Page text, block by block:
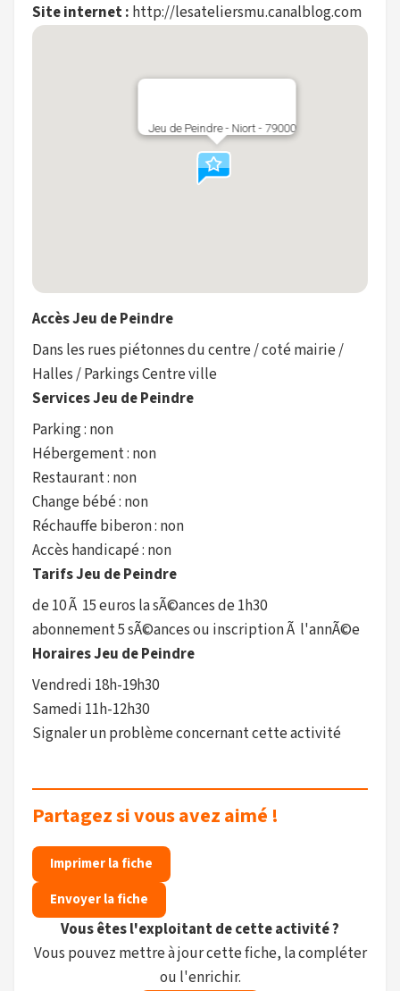
Site internet : http://lesateliersmu.canalblog.com
Jeu de Peindre - Niort - 79000
Accès Jeu de Peindre
Dans les rues piétonnes du centre / coté mairie /
Halles / Parkings Centre ville
Services Jeu de Peindre
Parking : non
Hébergement : non
Restaurant : non
Change bébé : non
Réchauffe biberon : non
Accès handicapé : non
Tarifs Jeu de Peindre
de 10 Ã 15 euros la sÃ©ances de 1h30
abonnement 5 sÃ©ances ou inscription Ã l'annÃ©e
Horaires Jeu de Peindre
Vendredi 18h-19h30
Samedi 11h-12h30
Signaler un problème concernant cette activité
Partagez si vous avez aimé !
Imprimer la fiche
Envoyer la fiche
Vous êtes l'exploitant de cette activité ?
Vous pouvez mettre à jour cette fiche, la compléter
ou l'enrichir.